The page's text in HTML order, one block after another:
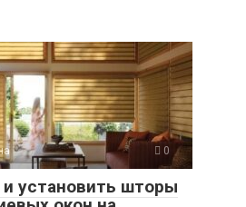
0
установить шторы